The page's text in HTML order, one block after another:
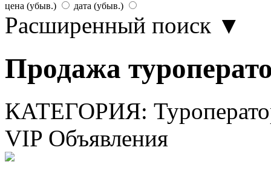
цена (убыв.)
дата (убыв.)
Расширенный поиск ▼
Продажа
КАТЕГОРИЯ:
VIP Объявления